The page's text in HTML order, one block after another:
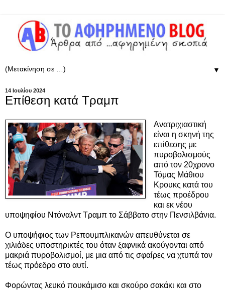
▼
14 Ιουλίου 2024
Επίθεση κατά Τραμπ
Ανατριχιαστική
είναι η σκηνή της
επίθεσης με
πυροβολισμούς
από τον 20χρονο
Τόμας Μάθιου
Κρουκς κατά του
τέως προέδρου
και εκ νέου
υποψηφίου Ντόναλντ Τραμπ το Σάββατο στην Πενσιλβάνια.
Ο υποψήφιος των Ρεπουμπλικανών απευθύνεται σε
χιλιάδες υποστηρικτές του όταν ξαφνικά ακούγονται από
μακριά πυροβολισμοί, με μια από τις σφαίρες να χτυπά τον
τέως πρόεδρο στο αυτί.
Φορώντας λευκό πουκάμισο και σκούρο σακάκι και στο